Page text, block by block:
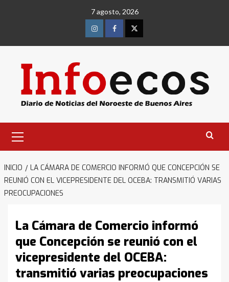
7 agosto, 2026
InstagramFacebookTwitter
primario
INICIO
LA CÁMARA DE COMERCIO INFORMÓ QUE CONCEPCIÓN SE
REUNIÓ CON EL VICEPRESIDENTE DEL OCEBA: TRANSMITIÓ VARIAS
PREOCUPACIONES
La Cámara de Comercio informó
que Concepción se reunió con el
vicepresidente del OCEBA:
transmitió varias preocupaciones